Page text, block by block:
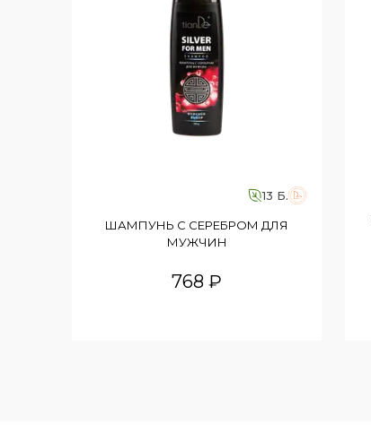
13 Б.
ШАМПУНЬ С СЕРЕБРОМ ДЛЯ
МУЖЧИН
768 ₽